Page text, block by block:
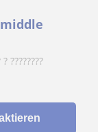
? ????????